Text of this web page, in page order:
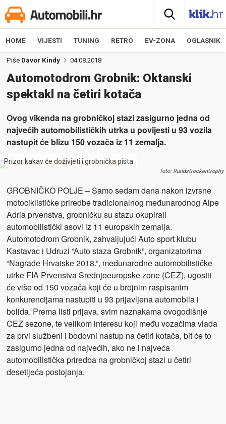
HOME VIJESTI TUNING RETRO EV-ZONA OGLASNIK
Piše Davor Kindy 04.08.2018
Automotodrom Grobnik: Oktanski
spektakl na četiri kotača
Ovog vikenda na grobničkoj stazi zasigurno jedna od
najvećih automobilističkih utrka u povijesti u 93 vozila
nastupit će blizu 150 vozača iz 11 zemalja.
Prizor kakav će doživjeti i grobnička pista
foto: Rundstreckentrophy
GROBNIČKO POLJE – Samo sedam dana nakon izvrsne
motociklističke priredbe tradicionalnog međunarodnog Alpe
Adria prvenstva, grobničku su stazu okupirali
automobilistički asovi iz 11 europskih zemalja.
Automotodrom Grobnik, zahvaljujući Auto sport klubu
Kastavac i Udruzi “Auto staza Grobnik”, organizatorima
“Nagrade Hrvatske 2018.”, međunarodne automobilističke
utrke FIA Prvenstva Srednjoeuropske zone (CEZ), ugostit
će više od 150 vozača koji će u brojnim raspisanim
konkurencijama nastupiti u 93 prijavljena automobila i
bolida. Prema listi prijava, svim naznakama ovogodišnje
CEZ sezone, te velikom interesu koji među vozačima vlada
za prvi službeni i bodovni nastup na četiri kotača, bit će to
zasigurno jedna od najvećih, ako ne i najveća
automobilistička priredba na grobničkoj stazi u četiri
desetljeća postojanja.